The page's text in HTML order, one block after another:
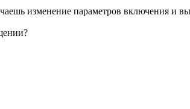
изменение параметров включения и